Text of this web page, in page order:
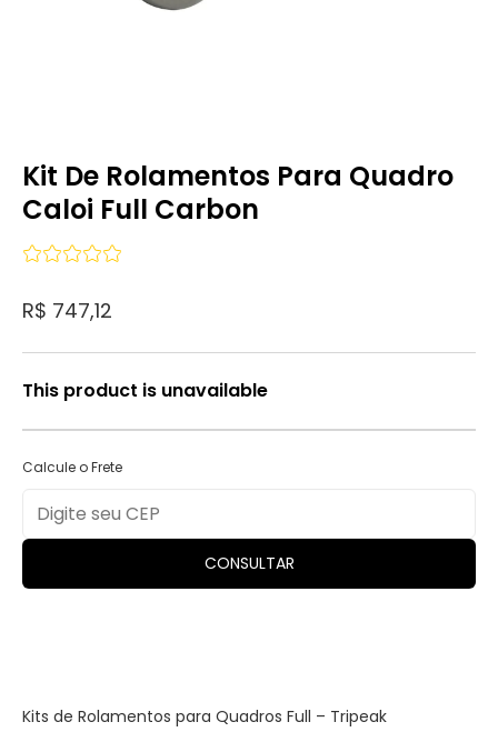
Kit De Rolamentos Para Quadro
Caloi Full Carbon
R$ 747,12
This product is unavailable
Calcule o Frete
CONSULTAR
Kits de Rolamentos para Quadros Full – Tripeak